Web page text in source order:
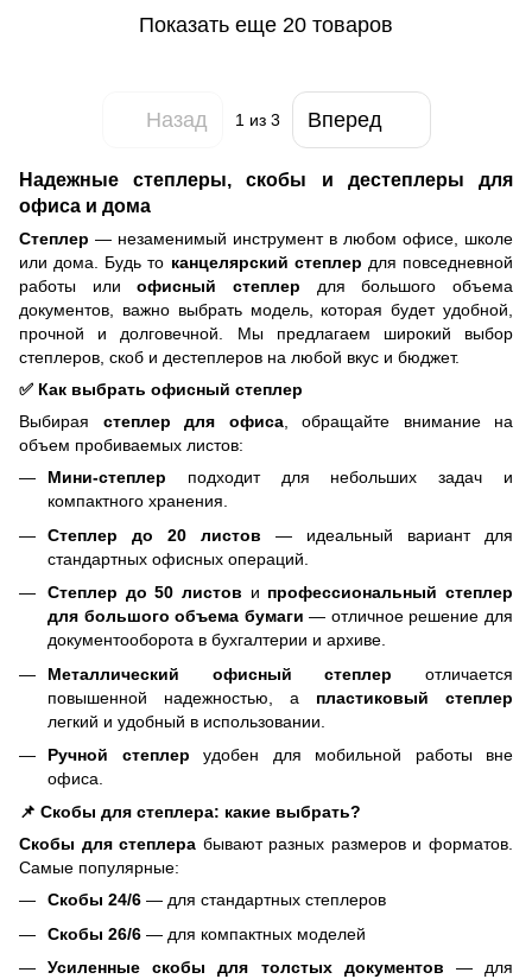
Показать еще 20 товаров
Назад 1из 3 Вперед
Надежные степлеры, скобы и дестеплеры для
офиса и дома
Степлер — незаменимый инструмент в любом офисе, школе
или дома. Будь то канцелярский степлер для повседневной
работы илиофисный степлер для большого объема
документов, важно выбрать модель, которая будет удобной,
прочной и долговечной. Мы предлагаем широкий выбор
степлеров, скоб и дестеплеров на любой вкус и бюджет.
✅ Как выбрать офисный степлер
Выбирая степлер для офиса, обращайте внимание на
объем пробиваемых листов:
Мини-степлер подходит для небольших задач и
компактного хранения.
Степлер до 20 листов — идеальный вариант для
стандартных офисных операций.
Степлер до 50 листов и профессиональный степлер
для большого объема бумаги — отличное решение для
документооборота в бухгалтерии и архиве.
Металлический офисный степлер отличается
повышенной надежностью, а пластиковый степлер
легкий и удобный в использовании.
Ручной степлер удобен для мобильной работы вне
офиса.
📌 Скобы для степлера: какие выбрать?
Скобы для степлера бывают разных размеров и форматов.
Самые популярные:
Скобы 24/6 — для стандартных степлеров
Скобы 26/6 — для компактных моделей
Усиленные скобы для толстых документов — для